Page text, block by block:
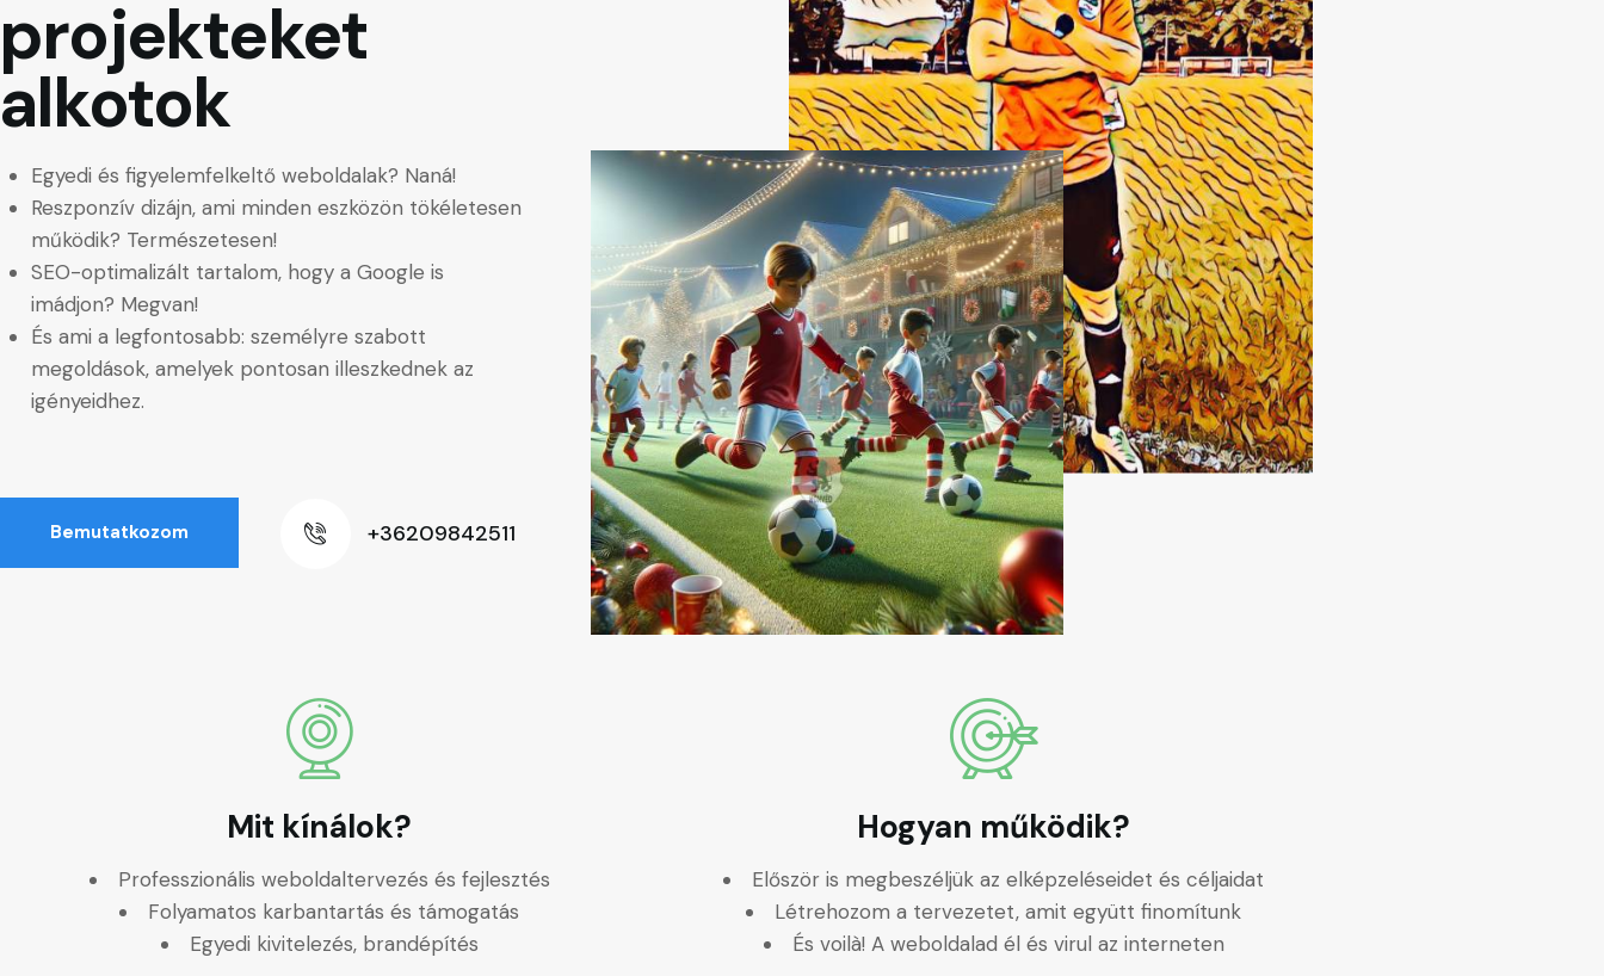
projekteket
alkotok
Egyedi és figyelemfelkeltő weboldalak? Naná!
Reszponzív dizájn, ami minden eszközön tökéletesen
működik? Természetesen!
SEO-optimalizált tartalom, hogy a Google is
imádjon? Megvan!
És ami a legfontosabb: személyre szabott
megoldások, amelyek pontosan illeszkednek az
igényeidhez.
Bemutatkozom +36209842511
Mit kínálok?
Professzionális weboldaltervezés és fejlesztés
Folyamatos karbantartás és támogatás
Egyedi kivitelezés, brandépítés
Hogyan működik?
Először is megbeszéljük az elképzeléseidet és céljaidat
Létrehozom a tervezetet, amit együtt finomítunk
És voilà! A weboldalad él és virul az interneten